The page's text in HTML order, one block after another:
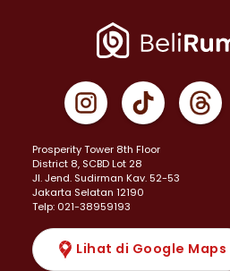
Prosperity Tower 8th Floor
District 8, SCBD Lot 28
JI. Jend. Sudirman Kav. 52-53
Jakarta Selatan 12190
Telp: 021-38959193
Lihat di Google Maps